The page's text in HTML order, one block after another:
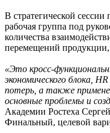
В стратегической
рабочая группа под
количества
перемещений продукции,
«Это кросс-
экономического блока,
потерь, а также
основные проблемы и
Академии Ростеха
Финальный, целевой